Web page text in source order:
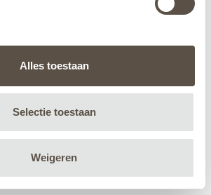
Alles toestaan
Selectie toestaan
Weigeren